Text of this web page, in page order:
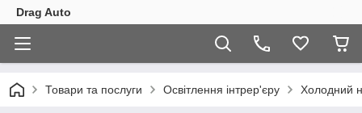
Drag Auto
Товари та послуги Освітлення інтрер'єру Холодний